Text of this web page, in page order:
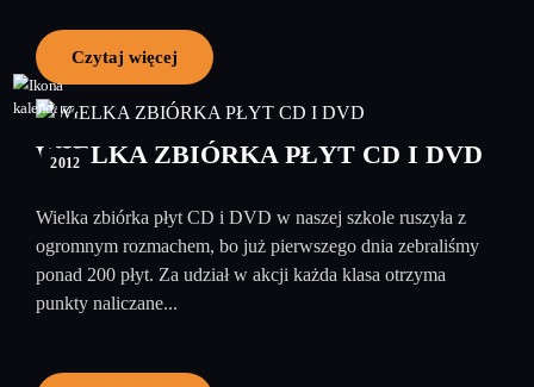
Czytaj więcej
12
2012
WIELKA ZBIÓRKA PŁYT CD I DVD
Wielka zbiórka płyt CD i DVD w naszej szkole ruszyła z
ogromnym rozmachem, bo już pierwszego dnia zebraliśmy
ponad 200 płyt. Za udział w akcji każda klasa otrzyma
punkty naliczane...